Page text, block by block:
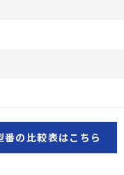
番の比較表はこちら